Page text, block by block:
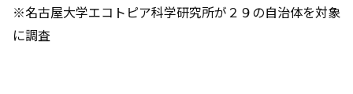
※名古屋大学エコトピア科学研究所が２９の自治体を対象
に調査